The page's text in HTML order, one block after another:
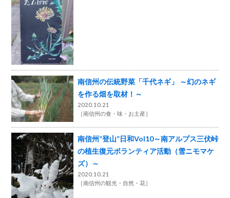
南信州の伝統野菜「千代ネギ」 ～幻のネギ
を作る畑を取材！～
2020.10.21
［南信州の食・味・お土産］
南信州”登山”日和Vol10～南アルプス三伏峠
の植生復元ボランティア活動（雪ニモマケ
ズ）～
2020.10.21
［南信州の観光・自然・花］